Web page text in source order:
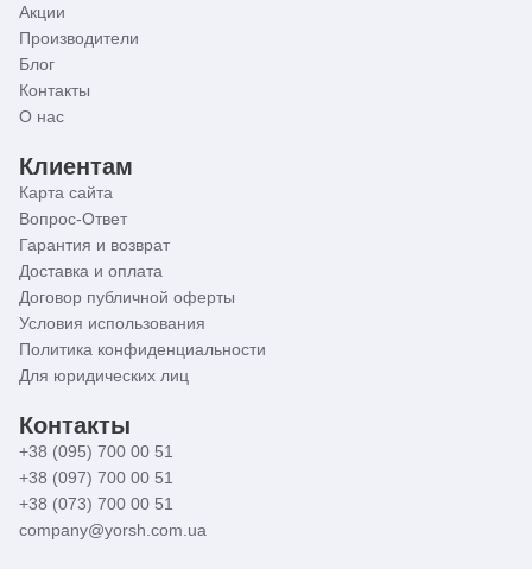
Акции
Производители
Блог
Контакты
О нас
Клиентам
Карта сайта
Вопрос-Ответ
Гарантия и возврат
Доставка и оплата
Договор публичной оферты
Условия использования
Политика конфиденциальности
Для юридических лиц
Контакты
+38 (095) 700 00 51
+38 (097) 700 00 51
+38 (073) 700 00 51
company@yorsh.com.ua